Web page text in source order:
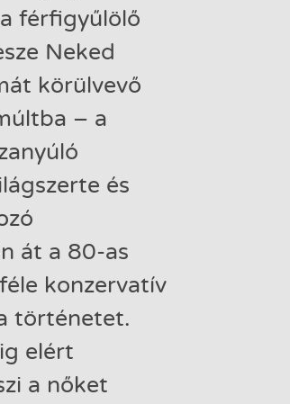
férfigyűlölő
Neked
körülvevő
– a
és
át a 80-as
konzervatív
történetet.
elért
a nőket